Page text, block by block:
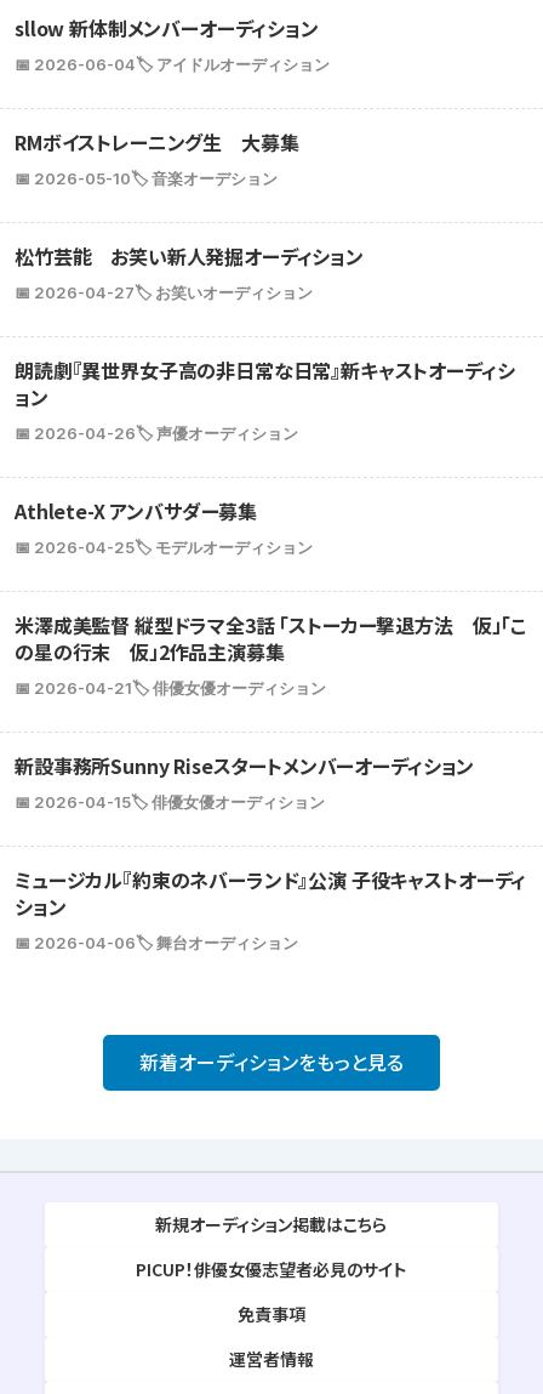
sllow 新体制メンバーオーディション
📅 2026-06-04🏷️ アイドルオーディション
RMボイストレーニング生 大募集
📅 2026-05-10🏷️ 音楽オーデション
松竹芸能 お笑い新人発掘オーディション
📅 2026-04-27🏷️ お笑いオーディション
朗読劇『異世界女子高の非日常な日常』新キャストオーディシ
ョン
📅 2026-04-26🏷️ 声優オーディション
Athlete-X アンバサダー募集
📅 2026-04-25🏷️ モデルオーディション
米澤成美監督 縦型ドラマ全3話 「ストーカー撃退方法 仮」「こ
の星の行末 仮」2作品主演募集
📅 2026-04-21🏷️ 俳優女優オーディション
新設事務所Sunny Riseスタートメンバーオーディション
📅 2026-04-15🏷️ 俳優女優オーディション
ミュージカル『約束のネバーランド』公演 子役キャストオーディ
ション
📅 2026-04-06🏷️ 舞台オーディション
新着オーディションをもっと見る
新規オーディション掲載はこちら
PICUP！俳優女優志望者必見のサイト
免責事項
運営者情報